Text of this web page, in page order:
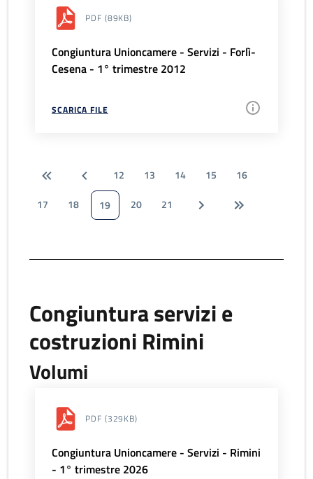
PDF (89KB)
Congiuntura Unioncamere - Servizi - Forlì-
Cesena - 1° trimestre 2012
SCARICA FILE
12 13 14 15
16
17
18 19 20 21
Congiuntura servizi e
costruzioni Rimini
Volumi
PDF (329KB)
Congiuntura Unioncamere - Servizi - Rimini
- 1° trimestre 2026